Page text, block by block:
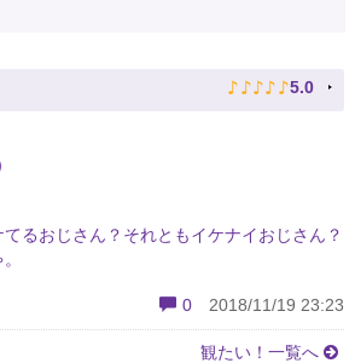
♪ ♪ ♪ ♪ ♪ 5.0
てるおじさん？それともイケナイおじさん？
0 2018/11/19 23:23
観たい！一覧へ